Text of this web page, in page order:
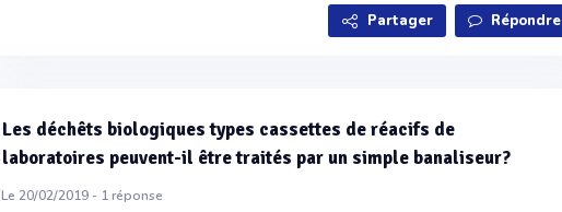
Partager Répondre
Les déchêts biologiques types cassettes de réacifs de
laboratoires peuvent-il être traités par un simple banaliseur?
Le 20/02/2019 - 1réponse